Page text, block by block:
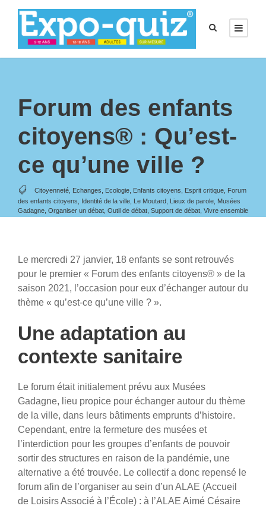
Forum des enfants
citoyens® : Qu’est-
ce qu’une ville ?
Citoyenneté Echanges Ecologie Enfants citoyens Esprit critique Forum
des enfants citoyens
Identité de la ville Le Moutard Lieux de parole Musées
Gadagne Organiser un débat Outil de débat Support de débat Vivre ensemble
Le mercredi 27 janvier, 18 enfants se sont retrouvés
pour le premier « Forum des enfants citoyens® » de la
saison 2021, l’occasion pour eux d’échanger autour du
thème « qu’est-ce qu’une ville ? ».
Une adaptation au
contexte sanitaire
Le forum était initialement prévu aux Musées
Gadagne, lieu propice pour échanger autour du thème
de la ville, dans leurs bâtiments emprunts d’histoire.
Cependant, entre la fermeture des musées et
l’interdiction pour les groupes d’enfants de pouvoir
sortir des structures en raison de la pandémie, une
alternative a été trouvée. Le collectif a donc repensé le
forum afin de l’organiser au sein d’un ALAE (Accueil
de Loisirs Associé à l’École) : à l’ALAE Aimé Césaire